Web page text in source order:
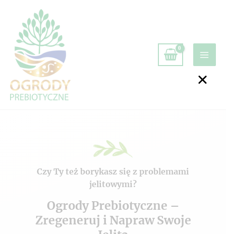
Czy Ty też borykasz się z problemami
jelitowymi?
Ogrody Prebiotyczne –
Zregeneruj i Napraw Swoje